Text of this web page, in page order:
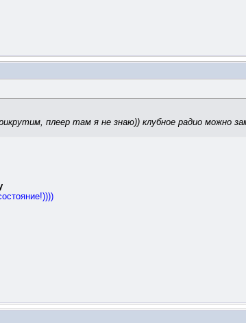
плеер там я не знаю)) клубное радио можно